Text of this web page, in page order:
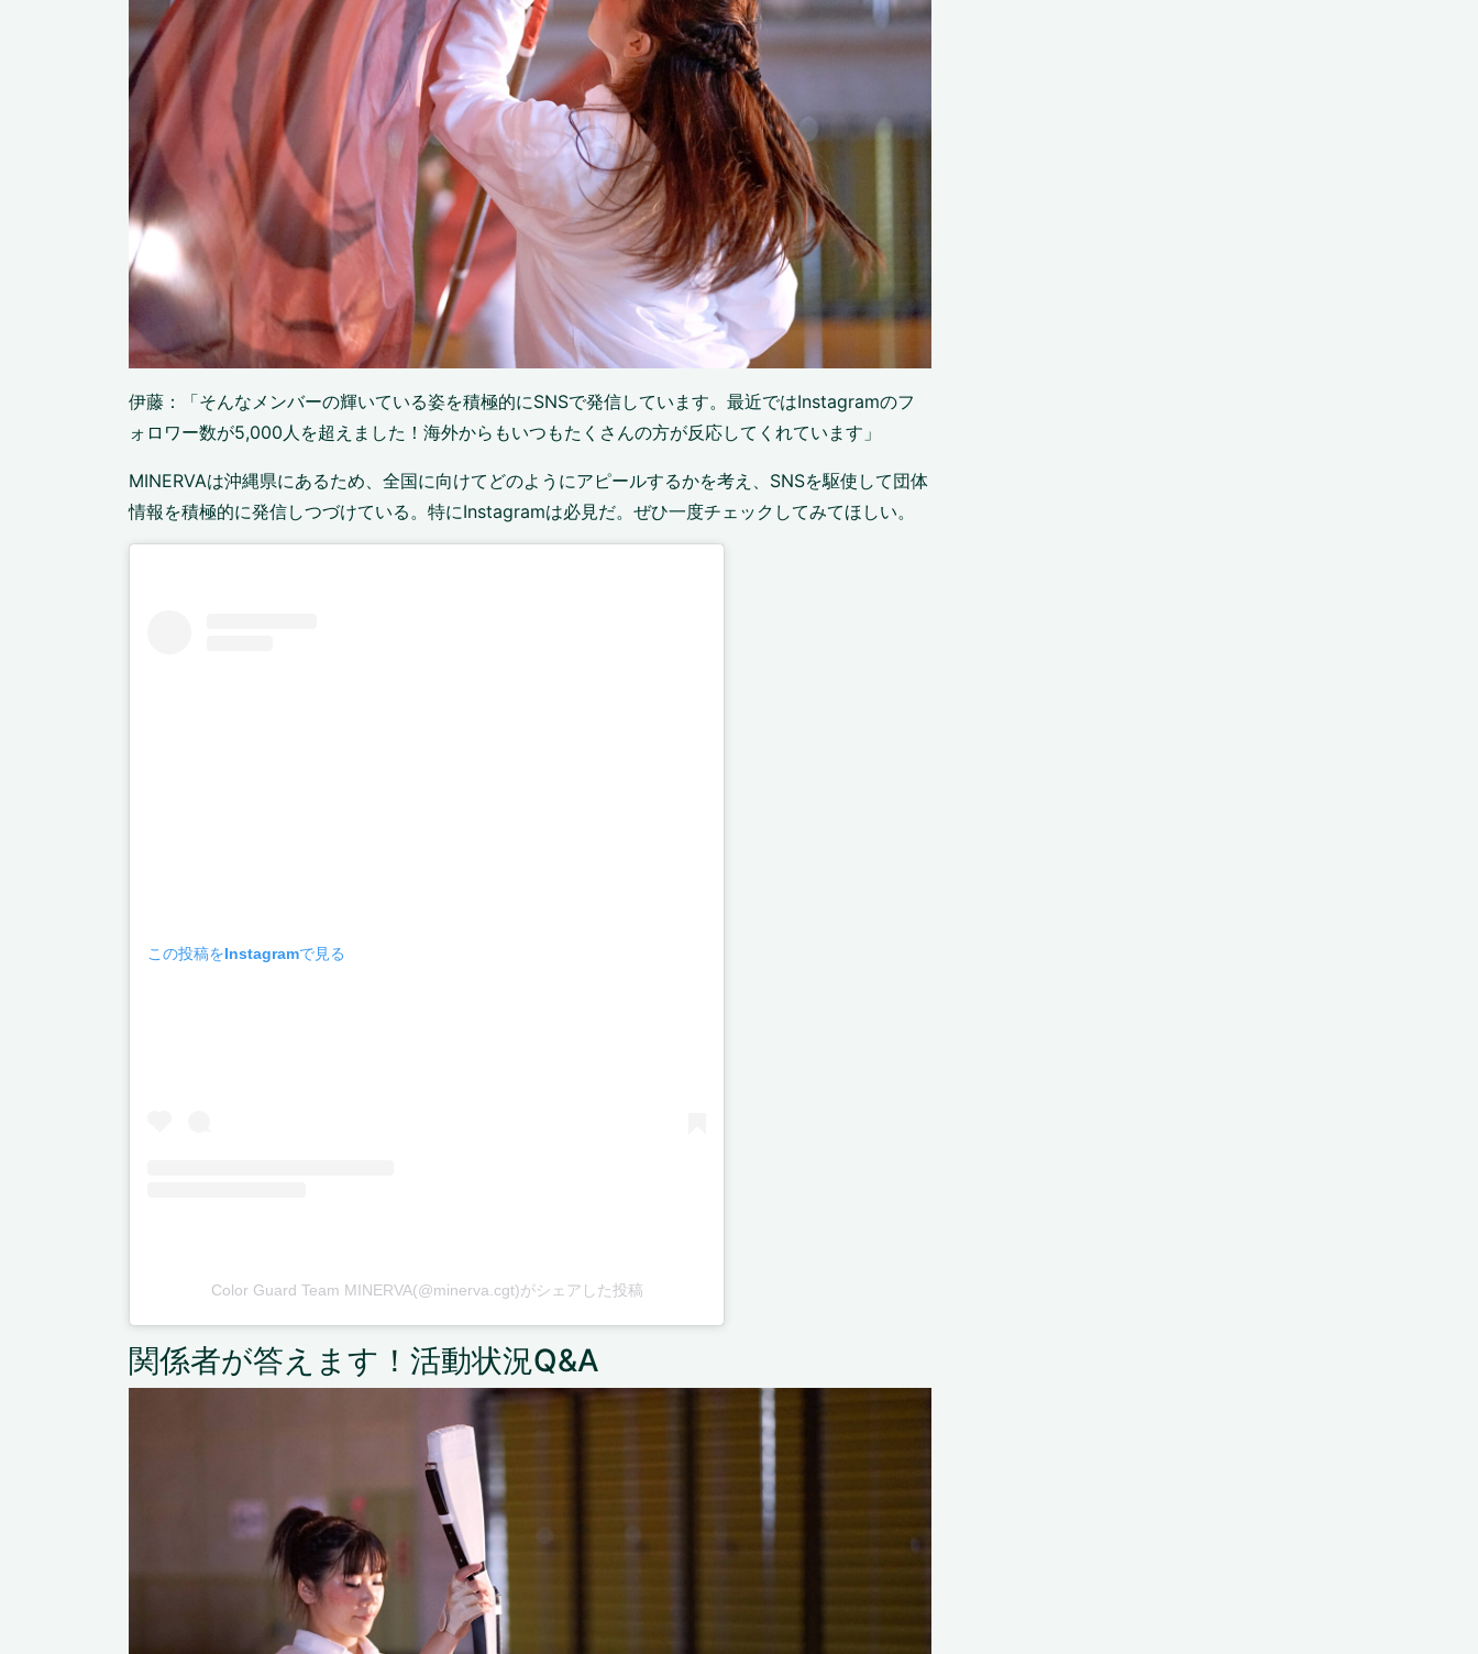
伊藤：「そんなメンバーの輝いている姿を積極的にSNSで発信しています。最近ではInstagramのフ
ォロワー数が5,000人を超えました！海外からもいつもたくさんの方が反応してくれています」
MINERVAは沖縄県にあるため、全国に向けてどのようにアピールするかを考え、SNSを駆使して団体
情報を積極的に発信しつづけている。特にInstagramは必見だ。ぜひ一度チェックしてみてほしい。
この投稿をInstagramで見る
Color Guard Team MINERVA(@minerva.cgt)がシェアした投稿
関係者が答えます！活動状況Q&A